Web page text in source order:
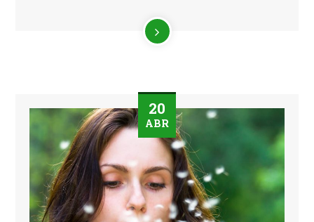
20
ABR